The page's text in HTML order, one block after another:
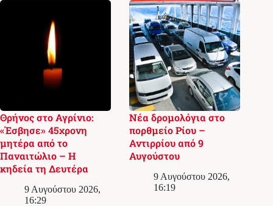
Θρήνος στο Αγρίνιο:
«Έσβησε» 45χρονη
μητέρα από το
Παναιτώλιο – Η
κηδεία τη Δευτέρα
9 Αυγούστου 2026,
16:29
Νέα δρομολόγια στο
πορθμείο Ρίου –
Αντιρρίου από 9
Αυγούστου
9 Αυγούστου 2026,
16:19